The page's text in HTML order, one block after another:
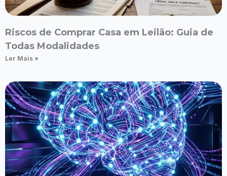
Riscos de Comprar Casa em Leilão: Guia de
Todas Modalidades
Ler Mais »